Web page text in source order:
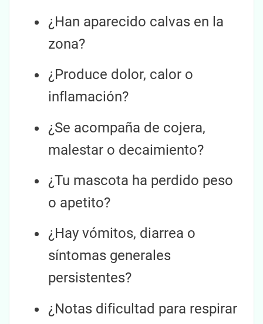
¿Han aparecido calvas en la
zona?
¿Produce dolor, calor o
inflamación?
¿Se acompaña de cojera,
malestar o decaimiento?
¿Tu mascota ha perdido peso
o apetito?
¿Hay vómitos, diarrea o
síntomas generales
persistentes?
¿Notas dificultad para respirar